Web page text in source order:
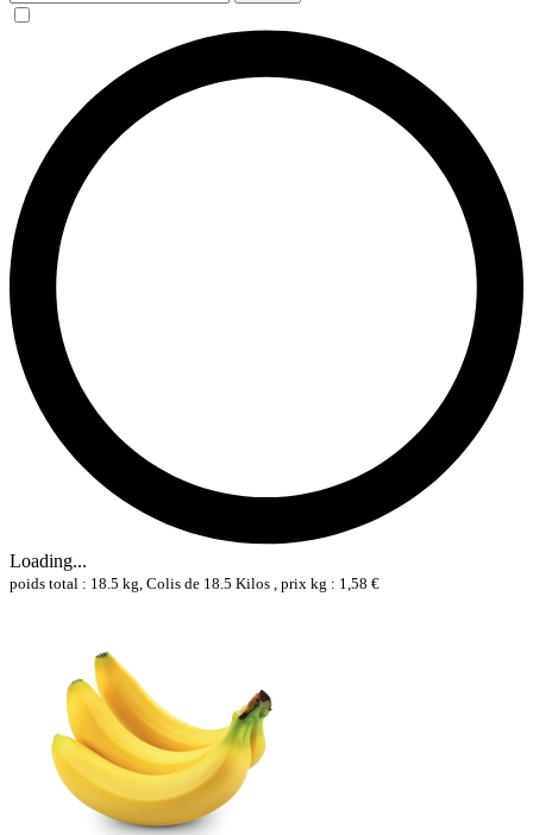
Loading...
poids total : 18.5 kg, Colis de 18.5 Kilos , prix kg : 1,58 €